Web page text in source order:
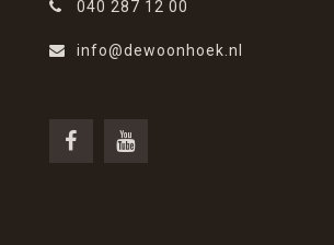
040 287 12 00
info@dewoonhoek.nl